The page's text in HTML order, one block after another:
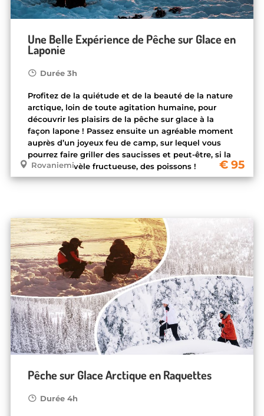
Une Belle Expérience de Pêche sur Glace en
Laponie
Durée 3h
Profitez de la quiétude et de la beauté de la nature
arctique, loin de toute agitation humaine, pour
découvrir les plaisirs de la pêche sur glace à la
façon lapone ! Passez ensuite un agréable moment
auprès d’un joyeux feu de camp, sur lequel vous
pourrez faire griller des saucisses et peut-être, si la
pêche se révèle fructueuse, des poissons !
Rovaniemi 95
Pêche sur Glace Arctique en Raquettes
Durée 4h